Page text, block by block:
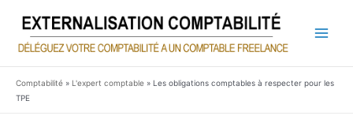
contenu
Comptabilité » L'expert comptable » Les obligations comptables à respecter pour les
TPE